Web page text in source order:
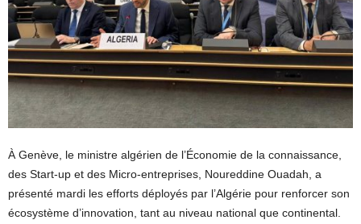
À Genève, le ministre algérien de l’Économie de la connaissance,
des Start-up et des Micro-entreprises, Noureddine Ouadah, a
présenté mardi les efforts déployés par l’Algérie pour renforcer son
écosystème d’innovation, tant au niveau national que continental.